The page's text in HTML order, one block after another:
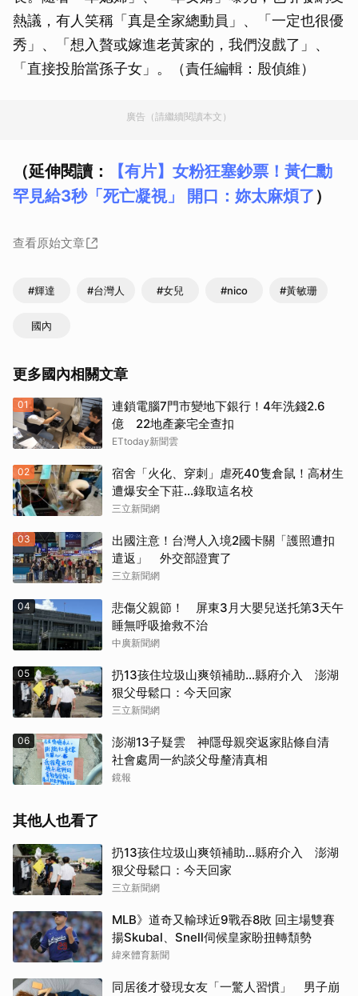
熱議，有人笑稱「真是全家總動員」、「一定也很優
秀」、「想入贅或嫁進老黃家的，我們沒戲了」、
「直接投胎當孫子女」。（責任編輯：殷偵維）
廣告（請繼續閱讀本文）
（延伸閱讀：
【有片】女粉狂塞鈔票！黃仁勳
罕見給3秒「死亡凝視」 開口：妳太麻煩了 ）
查看原始文章
#輝達 #台灣人 #女兒 #nico #黃敏珊
國內
更多國內相關文章
01
連鎖電腦7門市變地下銀行！4年洗錢2.6
億 22地產豪宅全查扣
ETtoday新聞雲
02
宿舍「火化、穿刺」虐死40隻倉鼠！高材生
遭爆安全下莊…錄取這名校
三立新聞網
03
出國注意！台灣人入境2國卡關「護照遭扣
遣返」 外交部證實了
三立新聞網
04
悲傷父親節！ 屏東3月大嬰兒送托第3天午
睡無呼吸搶救不治
中廣新聞網
05
扔13孩住垃圾山爽領補助…縣府介入 澎湖
狠父母鬆口：今天回家
三立新聞網
06
澎湖13子疑雲 神隱母親突返家貼條自清
社會處周一約談父母釐清真相
鏡報
其他人也看了
扔13孩住垃圾山爽領補助…縣府介入 澎湖
狠父母鬆口：今天回家
三立新聞網
MLB》道奇又輸球近9戰吞8敗 回主場雙賽
揚Skubal、Snell伺候皇家盼扭轉頹勢
緯來體育新聞
同居後才發現女友「一驚人習慣」 男子崩